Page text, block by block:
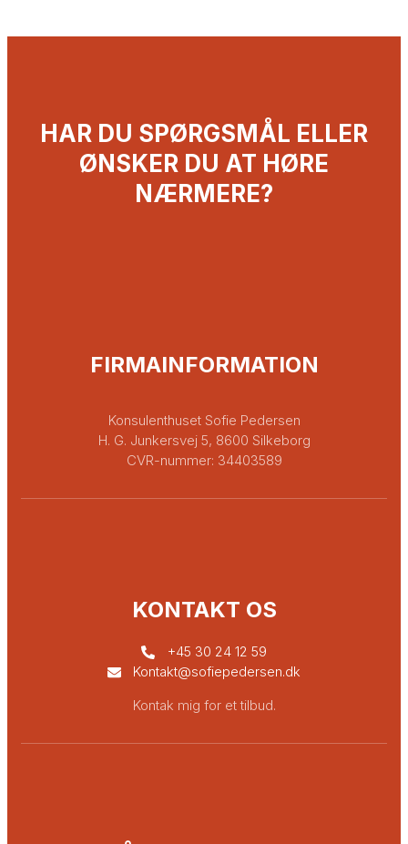
HAR DU SPØRGSMÅL ELLER
ØNSKER DU AT HØRE
NÆRMERE?
FIRMAINFORMATION
Konsulenthuset Sofie Pedersen
H. G. Junkersvej 5, 8600 Silkeborg
CVR-nummer: 34403589
KONTAKT OS
+45 30 24 12 59
Kontakt@sofiepedersen.dk
Kontak mig for et tilbud.